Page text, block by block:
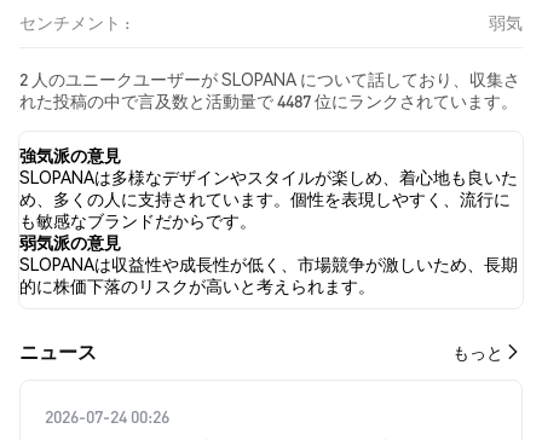
センチメント :
弱気
2 人のユニークユーザーが SLOPANA について話しており、収集さ
れた投稿の中で言及数と活動量で 4487 位にランクされています。
への感情は 弱気 でした。 最後に、SLOPANA に関するニュース記
事が 0 件公開されました。 Twitterでは、50.00% のツイートが強
気の感情を示し、0.00% のツイートが弱気の感情を示しました。
50.00% のツイートは SLOPANA に対して中立的でした。 これらの
感情分析は 2 件のツイートに基づいています。
強気派の意見
SLOPANAは多様なデザインやスタイルが楽しめ、着心地も良いた
め、多くの人に支持されています。個性を表現しやすく、流行に
も敏感なブランドだからです。
弱気派の意見
SLOPANAは収益性や成長性が低く、市場競争が激しいため、長期
的に株価下落のリスクが高いと考えられます。
​​ニュース​​ もっと
2026-07-24 00:26